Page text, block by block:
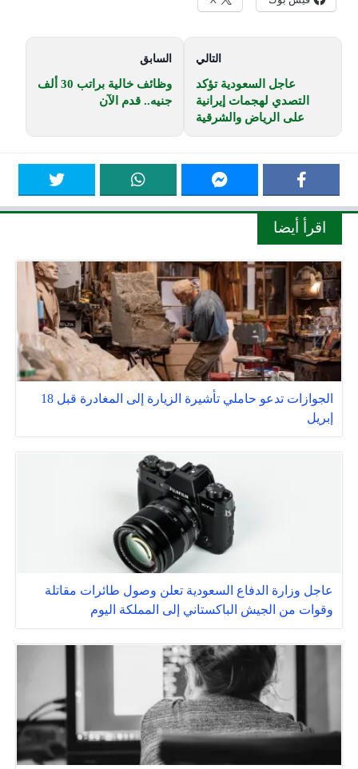
التالي
عاجل السعودية تؤكد
التصدي لهجمات إيرانية
على الرياض والشرقية
السابق
وظائف خالية براتب 30 ألف
جنيه.. قدم الآن
اقرأ أيضا
الجوازات تدعو حاملي تأشيرة الزيارة إلى المغادرة قبل 18
إبريل
عاجل وزارة الدفاع السعودية تعلن وصول طائرات مقاتلة
وقوات من الجيش الباكستاني إلى المملكة اليوم